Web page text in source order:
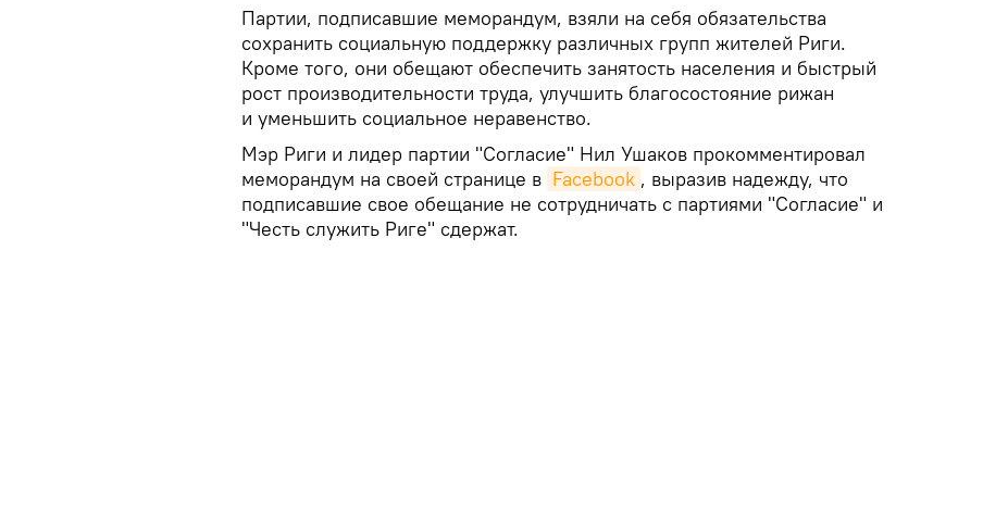
Партии, подписавшие меморандум, взяли на себя обязательства
сохранить социальную поддержку различных групп жителей Риги.
Кроме того, они обещают обеспечить занятость населения и быстрый
рост производительности труда, улучшить благосостояние рижан
и уменьшить социальное неравенство.
Мэр Риги и лидер партии "Согласие" Нил Ушаков прокомментировал
меморандум на своей странице в Facebook , выразив надежду, что
подписавшие свое обещание не сотрудничать с партиями "Согласие" и
"Честь служить Риге" сдержат.